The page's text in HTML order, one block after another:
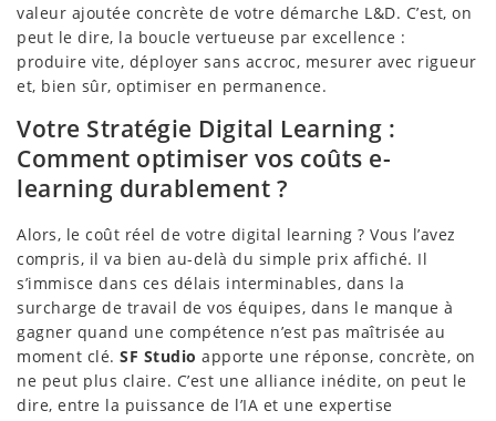
valeur ajoutée concrète de votre démarche L&D. C’est, on
peut le dire, la boucle vertueuse par excellence :
produire vite, déployer sans accroc, mesurer avec rigueur
et, bien sûr, optimiser en permanence.
Votre Stratégie Digital Learning :
Comment optimiser vos coûts e-
learning durablement ?
Alors, le coût réel de votre digital learning ? Vous l’avez
compris, il va bien au-delà du simple prix affiché. Il
s’immisce dans ces délais interminables, dans la
surcharge de travail de vos équipes, dans le manque à
gagner quand une compétence n’est pas maîtrisée au
moment clé. SF Studio apporte une réponse, concrète, on
ne peut plus claire. C’est une alliance inédite, on peut le
dire, entre la puissance de l’IA et une expertise